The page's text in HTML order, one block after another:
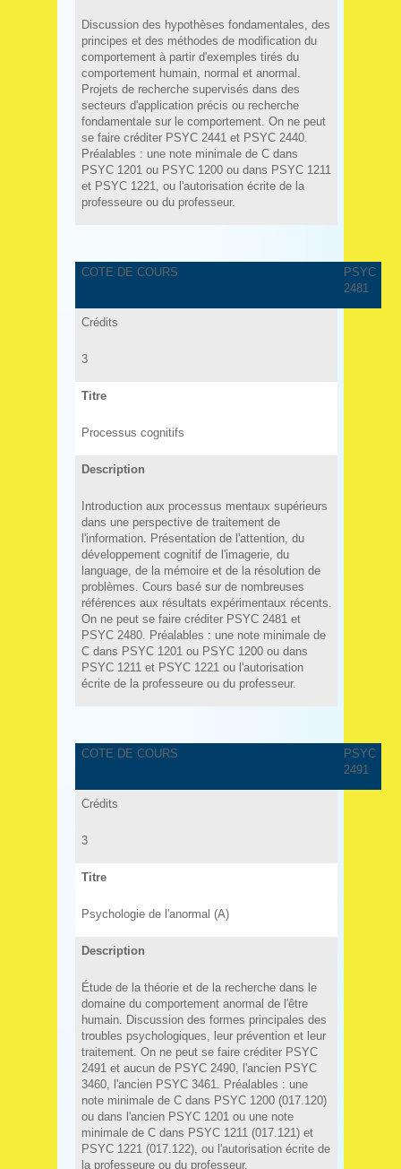
Discussion des hypothèses fondamentales, des
principes et des méthodes de modification du
comportement à partir d'exemples tirés du
comportement humain, normal et anormal.
Projets de recherche supervisés dans des
secteurs d'application précis ou recherche
fondamentale sur le comportement. On ne peut
se faire créditer PSYC 2441 et PSYC 2440.
Préalables : une note minimale de C dans
PSYC 1201 ou PSYC 1200 ou dans PSYC 1211
et PSYC 1221, ou l'autorisation écrite de la
professeure ou du professeur.
COTE DE COURS
PSYC
2481
Crédits
3
Titre
Processus cognitifs
Description
Introduction aux processus mentaux supérieurs
dans une perspective de traitement de
l'information. Présentation de l'attention, du
développement cognitif de l'imagerie, du
language, de la mémoire et de la résolution de
problèmes. Cours basé sur de nombreuses
références aux résultats expérimentaux récents.
On ne peut se faire créditer PSYC 2481 et
PSYC 2480. Préalables : une note minimale de
C dans PSYC 1201 ou PSYC 1200 ou dans
PSYC 1211 et PSYC 1221 ou l'autorisation
écrite de la professeure ou du professeur.
COTE DE COURS
PSYC
2491
Crédits
3
Titre
Psychologie de l'anormal (A)
Description
Étude de la théorie et de la recherche dans le
domaine du comportement anormal de l'être
humain. Discussion des formes principales des
troubles psychologiques, leur prévention et leur
traitement. On ne peut se faire créditer PSYC
2491 et aucun de PSYC 2490, l'ancien PSYC
3460, l'ancien PSYC 3461. Préalables : une
note minimale de C dans PSYC 1200 (017.120)
ou dans l'ancien PSYC 1201 ou une note
minimale de C dans PSYC 1211 (017.121) et
PSYC 1221 (017.122), ou l'autorisation écrite de
la professeure ou du professeur.